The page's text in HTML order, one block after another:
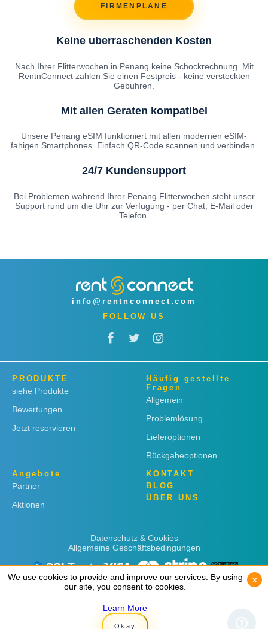
FIRMENPLANE
Keine uberraschenden Kosten
Nach Ihrer Flitterwochen in Penang keine Schockrechnung. Mit
RentnConnect zahlen Sie einen Festpreis - keine versteckten
Gebuhren.
Mit allen Geraten kompatibel
Unsere Penang eSIM funktioniert mit allen modernen eSIM-
fahigen Smartphones. Einfach QR-Code scannen und verbinden.
24/7 Kundensupport
Bei Problemen wahrend Ihrer Penang Flitterwochen steht unser
Support rund um die Uhr zur Verfugung - per Chat, E-Mail oder
Telefon.
info@rentnconnect.com
FOLLOW US
PRODUKTE
siehe Produkte
Bewertungen
Jetzt reservieren
Häufig gestellte
Fragen
Allgemein
Problemlösung
Lieferoptionen
Rückgabeoptionen
Angebote
Partner
Aktionen
KONTAKT
BLOG
ÜBER UNS
Datenschutz & Cookies
Allgemeine Geschäftsbedingungen
Copyright © 2019 Rent 'n Connect
We use cookies to provide and improve our services. By using
our site, you consent to cookies.
Learn More
Okay
x
We use cookies to provide and improve our services. By using
our site, you consent to cookies.
Learn More
Okay
x